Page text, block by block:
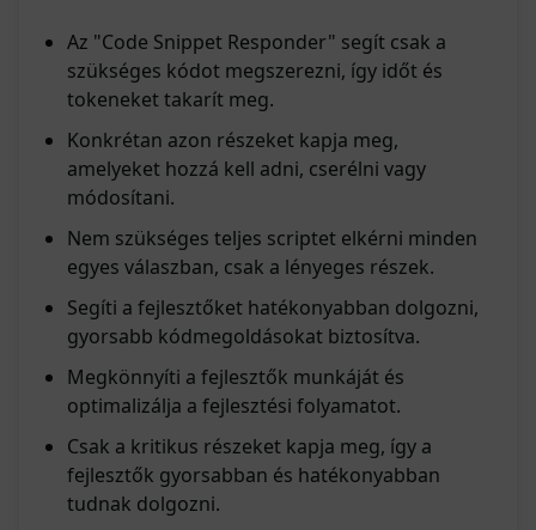
Az "Code Snippet Responder" segít csak a
szükséges kódot megszerezni, így időt és
tokeneket takarít meg.
Konkrétan azon részeket kapja meg,
amelyeket hozzá kell adni, cserélni vagy
módosítani.
Nem szükséges teljes scriptet elkérni minden
egyes válaszban, csak a lényeges részek.
Segíti a fejlesztőket hatékonyabban dolgozni,
gyorsabb kódmegoldásokat biztosítva.
Megkönnyíti a fejlesztők munkáját és
optimalizálja a fejlesztési folyamatot.
Csak a kritikus részeket kapja meg, így a
fejlesztők gyorsabban és hatékonyabban
tudnak dolgozni.